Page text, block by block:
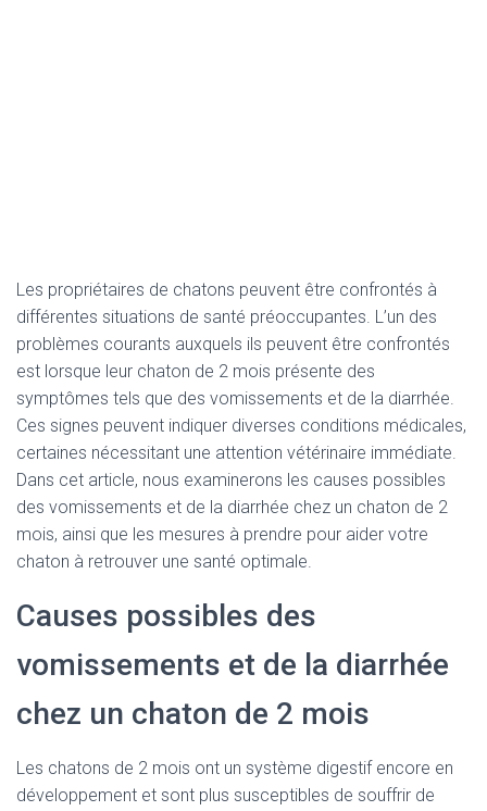
Les propriétaires de chatons peuvent être confrontés à
différentes situations de santé préoccupantes. L’un des
problèmes courants auxquels ils peuvent être confrontés
est lorsque leur chaton de 2 mois présente des
symptômes tels que des vomissements et de la diarrhée.
Ces signes peuvent indiquer diverses conditions médicales,
certaines nécessitant une attention vétérinaire immédiate.
Dans cet article, nous examinerons les causes possibles
des vomissements et de la diarrhée chez un chaton de 2
mois, ainsi que les mesures à prendre pour aider votre
chaton à retrouver une santé optimale.
Causes possibles des
vomissements et de la diarrhée
chez un chaton de 2 mois
Les chatons de 2 mois ont un système digestif encore en
développement et sont plus susceptibles de souffrir de